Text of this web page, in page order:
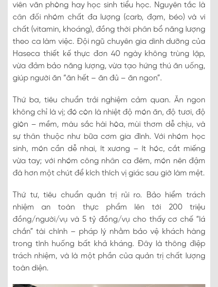
viên văn phòng hay học sinh tiểu học. Nguyên tắc là
cân đối nhóm chất đa lượng (carb, đạm, béo) và vi
chất (vitamin, khoáng), đồng thời phân bổ năng lượng
theo ca làm việc. Đội ngũ chuyên gia dinh dưỡng của
Haseca thiết kế thực đơn 40 ngày không trùng lặp,
vừa đảm bảo năng lượng, vừa tạo hứng thú ăn uống,
giúp người ăn “ăn hết – ăn đủ – ăn ngon”.
Thứ ba, tiêu chuẩn trải nghiệm cảm quan. Ăn ngon
không chỉ là vị; đó còn là nhiệt độ món ăn, độ tươi, độ
giòn – mềm, màu sắc hài hòa, mùi thơm dễ chịu, và
sự thân thuộc như bữa cơm gia đình. Với nhóm học
sinh, món cần dễ nhai, ít xương – ít hóc, cắt miếng
vừa tay; với nhóm công nhân ca đêm, món nên đậm
đà hơn một chút để kích thích vị giác sau giờ làm mệt.
Thứ tư, tiêu chuẩn quản trị rủi ro. Bảo hiểm trách
nhiệm an toàn thực phẩm lên tới 200 triệu
đồng/người/vụ và 5 tỷ đồng/vụ cho thấy cơ chế “lá
chắn” tài chính – pháp lý nhằm bảo vệ khách hàng
trong tình huống bất khả kháng. Đây là thông điệp
trách nhiệm, và là một phần của quản trị chất lượng
toàn diện.